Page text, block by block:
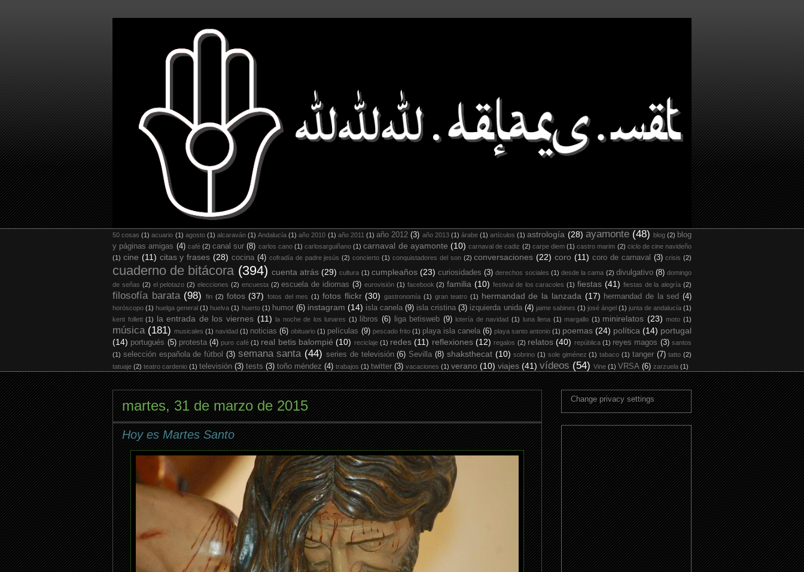
50 cosas (1) acuario (1) agosto (1) alcaraván (1) Andalucía (1) año 2010 (1) año 2011 (1) año 2012 (3) año 2013 (1) árabe (1) artículos (1) astrología (28) ayamonte (48) blog (2) blog
y páginas amigas (4) café (2) canal sur (8) carlos cano (1) carlosarguiñano (1) carnaval de ayamonte (10) carnaval de cadiz (2) carpe diem (1) castro marim (2) ciclo de cine navideño
(1) cine (11) citas y frases (28) cocina (4) cofradía de padre jesús (2) concierto (1) conquistadores del son (2) conversaciones (22) coro (11) coro de carnaval (3) crisis (2)
cuaderno de bitácora (394) cuenta atrás (29) cultura (1) cumpleaños (23) curiosidades (3) derechos sociales (1) desde la cama (2) divulgativo (8) domingo
de señas (2) el pelotazo (2) elecciones (2) encuesta (2) escuela de idiomas (3) eurovisión (1) facebook (2) familia (10) festival de los caracoles (1) fiestas (41) fiestas de la alegría (2)
filosofía barata (98) fin (2) fotos (37) fotos del mes (1) fotos flickr (30) gastronomía (1) gran teatro (1) hermandad de la lanzada (17) hermandad de la sed (4)
horóscopo (1) huelga general (1) huelva (1) huerto (1) humor (6) instagram (14) isla canela (9) isla cristina (3) izquierda unida (4) jaime sabines (1) josé ángel (1) junta de andalucía (1)
kent follett (1) la entrada de los viernes (11) la noche de los lunares (1) libros (6) liga betisweb (9) lotería de navidad (1) luna llena (1) margallo (1) minirelatos (23) moto (1)
música (181) musicales (1) navidad (1) noticias (6) obituario (1) películas (9) pescado frito (1) playa isla canela (6) playa santo antonio (1) poemas (24) política (14) portugal
(14) portugués (5) protesta (4) puro café (1) real betis balompié (10) reciclaje (1) redes (11) reflexiones (12) regalos (2) relatos (40) república (1) reyes magos (3) santos
(1) selección española de fútbol (3) semana santa (44) series de televisión (6) Sevilla (8) shaksthecat (10) sobrino (1) sole giménez (1) tabaco (1) tanger (7) tatto (2)
tatuaje (2) teatro cardenio (1) televisión (3) tests (3) toño méndez (4) trabajos (1) twitter (3) vacaciones (1) verano (10) viajes (41) vídeos (54) Vine (1) VRSA (6) zarzuela (1)
martes, 31 de marzo de 2015
Hoy es Martes Santo
Change privacy settings